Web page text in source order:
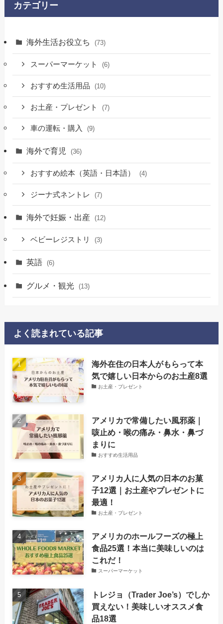
カテゴリー
海外生活お役立ち (73)
スーパーマーケット (6)
おすすめ生活用品 (10)
お土産・プレゼント (7)
車の運転・購入 (9)
海外で育児 (36)
おすすめ絵本（英語・日本語） (4)
ジーナ式ネントレ (7)
海外で妊娠・出産 (12)
ベビーレジストリ (3)
英語 (6)
グルメ・観光 (13)
よく読まれている記事
海外在住の日本人がもらって本
気で嬉しい日本からのお土産8選
お土産・プレゼント
アメリカで常備したい風邪薬｜
咳止め・喉の痛み・鼻水・鼻づ
まりに
おすすめ生活用品
アメリカ人に人気の日本のお菓
子12選｜お土産やプレゼントに
最適！
お土産・プレゼント
アメリカのホールフーズの極上
食品25選！本当に美味しいのは
これだ！
スーパーマーケット
トレジョ（Trader Joe’s）でしか
買えない！美味しいオススメ食
品18選